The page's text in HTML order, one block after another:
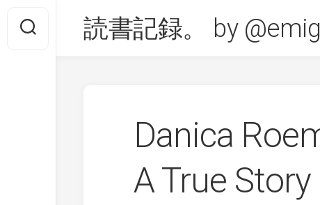
content
読書記録。 by
Danica
A True